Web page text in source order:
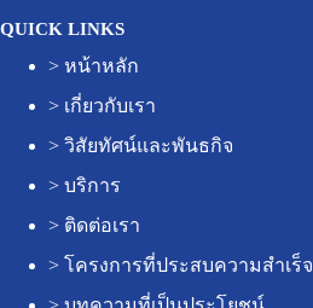
QUICK LINKS
> หน้าหลัก
> เกี่ยวกับเรา
> วิสัยทัศน์และพันธกิจ
> บริการ
> ติดต่อเรา
> โครงการที่ประสบความสำเร็จ